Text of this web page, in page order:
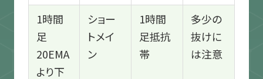
1時間
足
20EMA
より下
ショー
トメイ
ン
1時間
足抵抗
帯
多少の
抜けに
は注意